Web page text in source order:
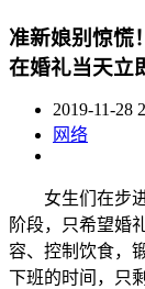
准新娘别惊慌
在婚礼当天立
2019-11-28
网络
女生们在步进
阶段，只希望婚
容、控制饮食，
下班的时间，只